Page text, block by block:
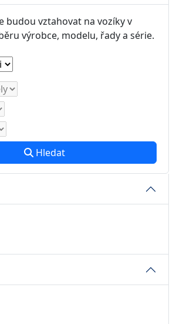
budou vztahovat na vozíky v
výrobce, modelu, řady a série.
Hledat